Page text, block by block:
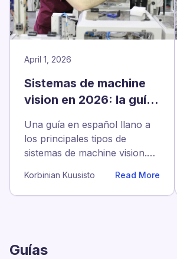
April 1, 2026
Sistemas de machine
vision en 2026: la guía
principales
Una guía en español llano a
los principales tipos de
sistemas de machine vision.
contra AI, cámara única
contra multi-camera, fixed
arquitectura en tres años.
Korbinian Kuusisto Read More
Guías